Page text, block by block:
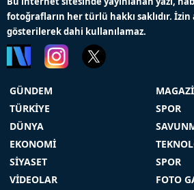
fotoğrafların her türlü hakkı saklıdır.
gösterilerek dahi kullanılamaz.
GÜNDEM
TÜRKİYE
DÜNYA
EKONOMİ
SİYASET
VİDEOLAR
SPOR
SPOR
FOTO